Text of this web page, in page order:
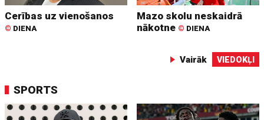
Cerības uz vienošanos
© DIENA
Mazo skolu neskaidrā
nākotne © DIENA
Vairāk VIEDOKĻI
SPORTS